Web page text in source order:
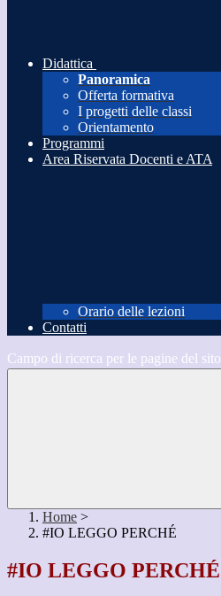
Didattica
Panoramica
Offerta formativa
I progetti delle classi
Orientamento
Programmi
Area Riservata Docenti e ATA
Orario delle lezioni
Contatti
Campo di ricerca per le pagine del sito
Home >
#IO LEGGO PERCHÉ
#IO LEGGO PERCHÉ